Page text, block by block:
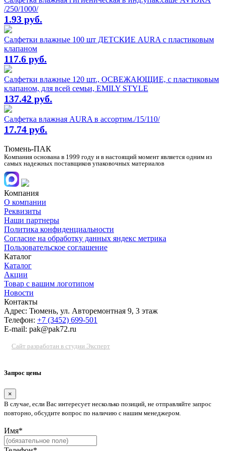
/250/1000/
1.93 руб.
Салфетки влажные 100 шт ДЕТСКИЕ AURA с пластиковым
клапаном
117.6 руб.
Салфетки влажные 120 шт., ОСВЕЖАЮЩИЕ, с пластиковым
клапаном, для всей семьи, EMILY STYLE
137.42 руб.
Салфетка влажная AURA в ассортим./15/110/
17.74 руб.
Тюмень-ПАК
Компания основана в 1999 году и в настоящий момент является одним из
самых надежных поставщиков упаковочных материалов
Компания
О компании
Реквизиты
Наши партнеры
Политика конфиденциальности
Согласие на обработку данных яндекс метрика
Пользовательское соглашение
Каталог
Каталог
Акции
Товар с вашим логотипом
Новости
Контакты
Адрес: Тюмень, ул. Авторемонтная 9, 3 этаж
Телефон: +7 (3452) 699-501
E-mail: pak@pak72.ru
Сайт разработан в студии Эксперт
Запрос цены
×
В случае, если Вас интересует несколько позиций, не отправляйте запрос
повторно, обсудите вопрос по наличию с нашим менеджером.
Имя*